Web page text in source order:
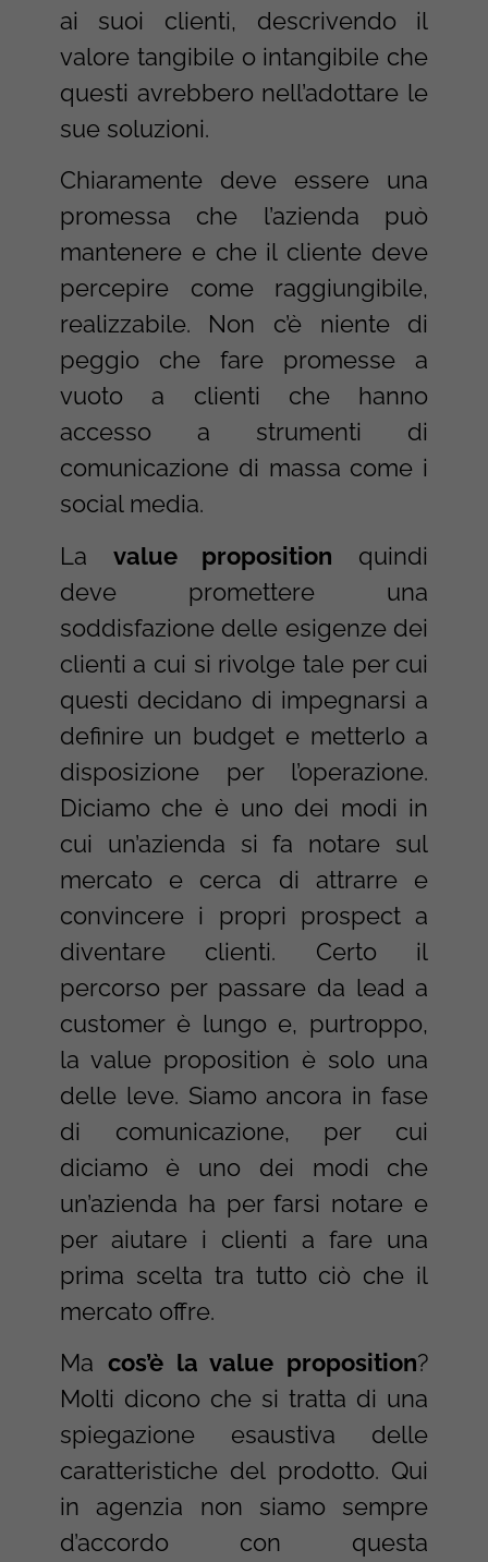
ai suoi clienti, descrivendo il
valore tangibile o intangibile che
questi avrebbero nell’adottare le
sue soluzioni.
Chiaramente deve essere una
promessa che l’azienda può
mantenere e che il cliente deve
percepire come raggiungibile,
realizzabile. Non c’è niente di
peggio che fare promesse a
vuoto a clienti che hanno
accesso a strumenti di
comunicazione di massa come i
social media.
La value proposition quindi
deve promettere una
soddisfazione delle esigenze dei
clienti a cui si rivolge tale per cui
questi decidano di impegnarsi a
definire un budget e metterlo a
disposizione per l’operazione.
Diciamo che è uno dei modi in
cui un’azienda si fa notare sul
mercato e cerca di attrarre e
convincere i propri prospect a
diventare clienti. Certo il
percorso per passare da lead a
customer è lungo e, purtroppo,
la value proposition è solo una
delle leve. Siamo ancora in fase
di comunicazione, per cui
diciamo è uno dei modi che
un’azienda ha per farsi notare e
per aiutare i clienti a fare una
prima scelta tra tutto ciò che il
mercato offre.
Ma cos’è la value proposition?
Molti dicono che si tratta di una
spiegazione esaustiva delle
caratteristiche del prodotto. Qui
in agenzia non siamo sempre
d’accordo con questa